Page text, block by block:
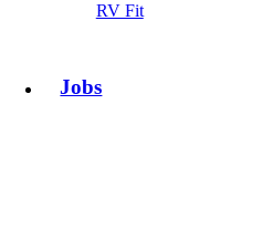
RV Fit
Jobs